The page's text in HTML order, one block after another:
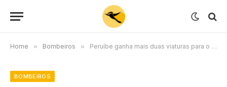
Home » Bombeiros » Peruíbe ganha mais duas viaturas para o Corpo de Bombeiros
BOMBEIROS